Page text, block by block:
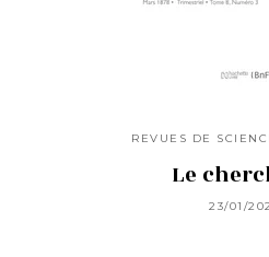
REVUES DE
Le
23/01/